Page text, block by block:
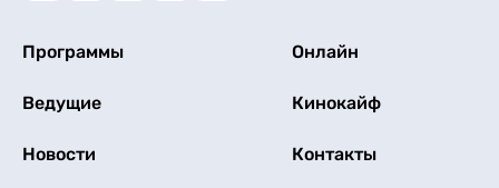
Программы Онлайн
Ведущие Кинокайф
Новости Контакты